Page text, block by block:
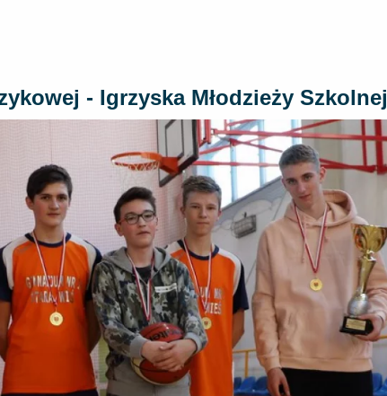
- Igrzyska Młodzieży Szkolnej